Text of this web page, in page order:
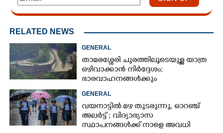
RELATED NEWS
GENERAL
താമരശ്ശേരി ചുരത്തിലൂടെയുള്ള യാത്ര
ഒഴിവാക്കാൻ നിർദ്ദേശം;
ഭാരവാഹനങ്ങൾക്കും
വിനോദസഞ്ചാരികൾക്കും
നിയന്ത്രണം
GENERAL
വയനാട്ടിൽ മഴ തുടരുന്നു,​ ഓറഞ്ച്
അലർട്ട് ; വിദ്യാഭ്യാസ
സ്ഥാപനങ്ങൾക്ക് നാളെ അവധി